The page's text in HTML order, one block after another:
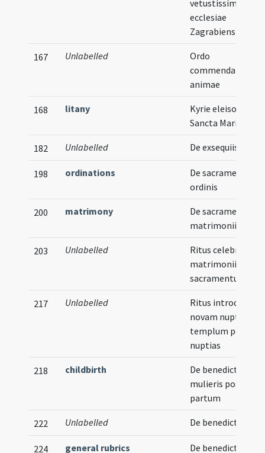
vetustissimae
ecclesiae
Zagrabiensis
167 Unlabelled
Ordo
commendationis
animae
168 litany
Kyrie eleison ...
Sancta Maria
182 Unlabelled De exsequiis
198 ordinations
De sacramento
ordinis
200 matrimony
De sacramento
matrimonii
203 Unlabelled
Ritus celebrandi
matrimonii
sacramentum
217 Unlabelled
Ritus introducendi
novam nuptam in
templum post
nuptias
218 childbirth
De benedictione
mulieris post
partum
222 Unlabelled De
224 general rubrics
De